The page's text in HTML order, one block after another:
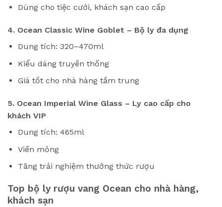
Dùng cho tiệc cưới, khách sạn cao cấp
4. Ocean Classic Wine Goblet – Bộ ly đa dụng
Dung tích: 320–470ml
Kiểu dáng truyền thống
Giá tốt cho nhà hàng tầm trung
5. Ocean Imperial Wine Glass – Ly cao cấp cho
khách VIP
Dung tích: 465ml
Viền mỏng
Tăng trải nghiệm thưởng thức rượu
Top bộ ly rượu vang Ocean cho nhà hàng,
khách sạn